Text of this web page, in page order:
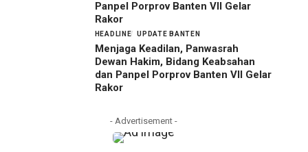
Panpel Porprov Banten VII Gelar
Rakor
HEADLINE UPDATE BANTEN
Menjaga Keadilan, Panwasrah
Dewan Hakim, Bidang Keabsahan
dan Panpel Porprov Banten VII Gelar
Rakor
- Advertisement -